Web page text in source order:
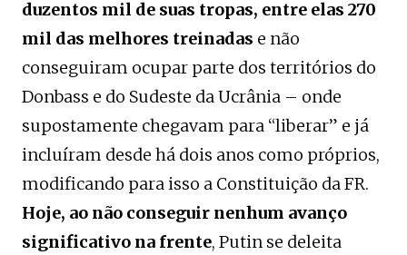
duzentos mil de suas tropas, entre elas 270
mil das melhores treinadas e não
conseguiram ocupar parte dos territórios do
Donbass e do Sudeste da Ucrânia – onde
supostamente chegavam para “liberar” e já
incluíram desde há dois anos como próprios,
modificando para isso a Constituição da FR.
Hoje, ao não conseguir nenhum avanço
significativo na frente, Putin se deleita